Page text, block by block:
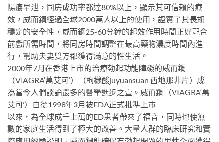
陽痿早泄，同房成功率都達80%以上，顯示其可信賴的療
效，威而鋼經過全球2000萬人以上的使用，證實了其長期
穩定的安全性，威而鋼25-60分鐘的起效作用時間正好配合
前戲所需時間，將同房時間調整在最高藥物濃度時間內進
行，幫助夫妻雙方都獲得滿意的性生活。
2000年7月在香港上市的治療勃起功能障礙的威而鋼
（VIAGRA‘萬艾可’）（枸櫞酸juyuansuan 西地那非片）成
為當今人們談論最多的醫學進步之壹。威而鋼（VIAGRA‘萬
艾可’）自從1998年3月被FDA正式批準上市
以來，為全球成千上萬的ED患者帶來了福音，同時也使無
數的家庭生活得到了極大的改善。大量人群的臨床研究和實